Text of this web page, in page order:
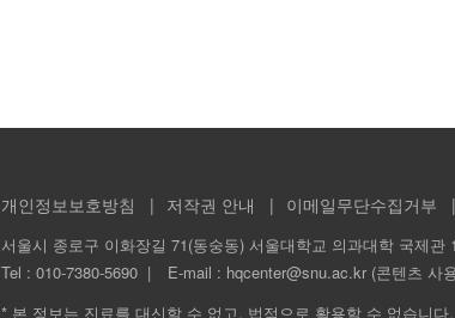
개인정보보호방침 저작권 안내 이메일무단수집거부
서울시 종로구 이화장길 71(동숭동) 서울대학교 의과대학 국제관
Tel : 010-7380-5690 E-mail : hqcenter@snu.ac.kr (콘텐츠 사
* 본 정보는 진료를 대신할 수 없고, 법적으로 활용할 수 없습니다.